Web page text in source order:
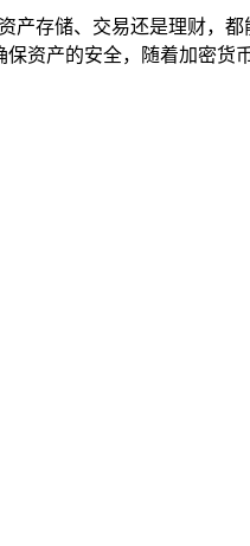
产存储、交易还是理财，
资产的安全，随着加密货